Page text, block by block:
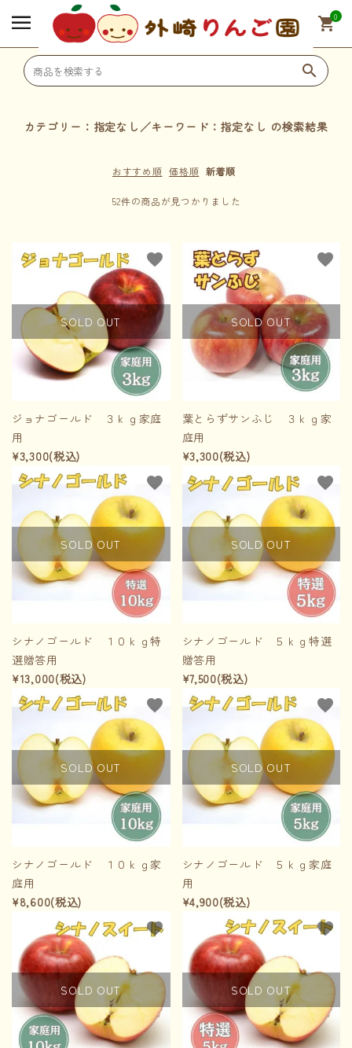
0
shopping_cart
search
search
🍹 ジュース
🎁 その他オリジナル商品
ACCOUNT MENU
ようこそ ゲスト 様
person 新規会員登録
カテゴリー：指定なし／キーワード：指定なし の検索結果
おすすめ順 価格順 新着順
52件の商品が見つかりました
SOLD OUT
ジョナゴールド ３ｋｇ家庭
用
¥3,300(税込)
favorite
SOLD OUT
葉とらずサンふじ ３ｋｇ家
庭用
¥3,300(税込)
favorite
SOLD OUT
シナノゴールド １０ｋｇ特
選贈答用
¥13,000(税込)
favorite
SOLD OUT
シナノゴールド ５ｋｇ特選
贈答用
¥7,500(税込)
favorite
SOLD OUT
シナノゴールド １０ｋｇ家
庭用
¥8,600(税込)
favorite
SOLD OUT
シナノゴールド ５ｋｇ家庭
用
¥4,900(税込)
favorite
SOLD OUT
favorite
SOLD OUT
favorite